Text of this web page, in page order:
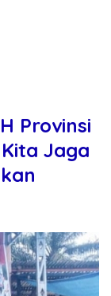
Provinsi
Jaga